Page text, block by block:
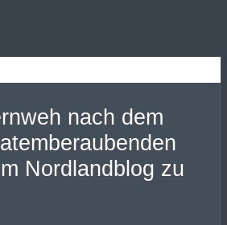
nach dem
Nordlandblog zu